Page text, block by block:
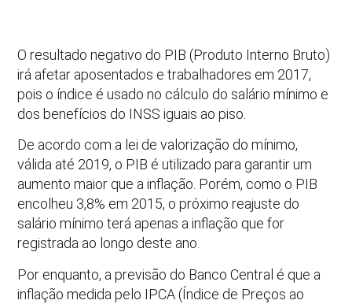
O resultado negativo do PIB (Produto Interno Bruto)
irá afetar aposentados e trabalhadores em 2017,
pois o índice é usado no cálculo do salário mínimo e
dos benefícios do INSS iguais ao piso.
De acordo com a lei de valorização do mínimo,
válida até 2019, o PIB é utilizado para garantir um
aumento maior que a inflação. Porém, como o PIB
encolheu 3,8% em 2015, o próximo reajuste do
salário mínimo terá apenas a inflação que for
registrada ao longo deste ano.
Por enquanto, a previsão do Banco Central é que a
inflação medida pelo IPCA (Índice de Preços ao